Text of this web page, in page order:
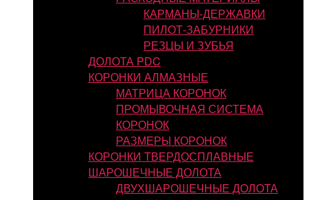
КАРМАНЫ-ДЕРЖАВКИ
ПИЛОТ-ЗАБУРНИКИ
РЕЗЦЫ И ЗУБЬЯ
ДОЛОТА PDC
КОРОНКИ АЛМАЗНЫЕ
МАТРИЦА КОРОНОК
ПРОМЫВОЧНАЯ СИСТЕМА
КОРОНОК
РАЗМЕРЫ КОРОНОК
КОРОНКИ ТВЕРДОСПЛАВНЫЕ
ШАРОШЕЧНЫЕ ДОЛОТА
ДВУХШАРОШЕЧНЫЕ ДОЛОТА